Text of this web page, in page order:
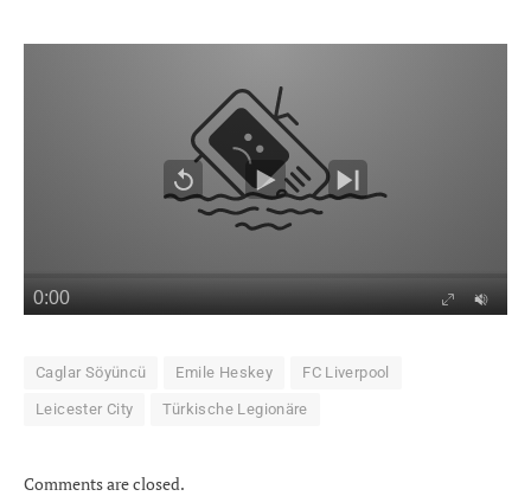
Caglar Söyüncü Emile Heskey FC Liverpool
Leicester City Türkische Legionäre
Comments are closed.